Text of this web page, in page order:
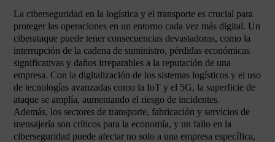
La ciberseguridad en la logística y el transporte es crucial para
proteger las operaciones en un entorno cada vez más digital. Un
ciberataque puede tener consecuencias devastadoras, como la
interrupción de la cadena de suministro, pérdidas económicas
significativas y daños irreparables a la reputación de una
empresa. Con la digitalización de los sistemas logísticos y el uso
de tecnologías avanzadas como la IoT y el 5G, la superficie de
ataque se amplía, aumentando el riesgo de incidentes.
Además, los sectores de transporte, fabricación y servicios de
mensajería son críticos para la economía, y un fallo en la
ciberseguridad puede afectar no solo a una empresa específica,